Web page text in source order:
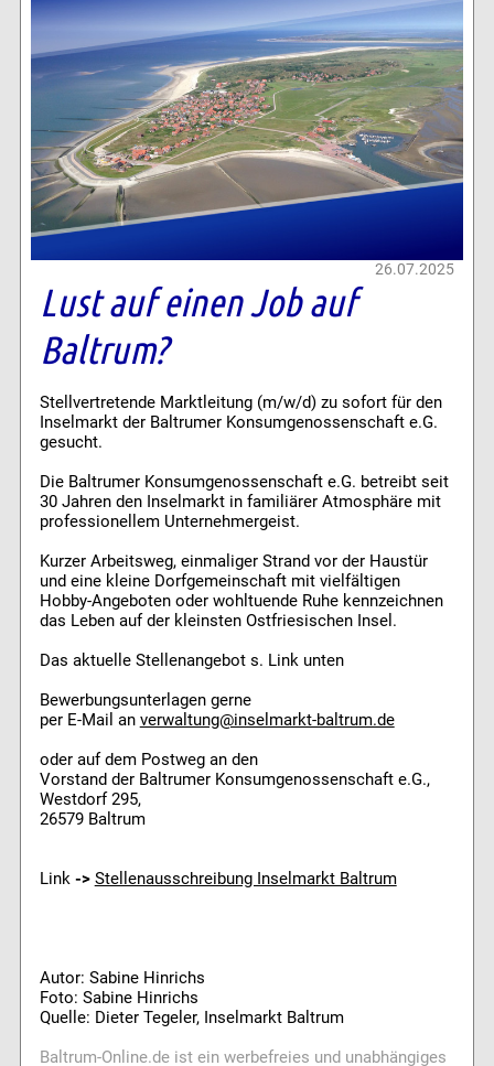
26.07.2025
Lust auf einen Job auf
Baltrum?
Stellvertretende Marktleitung (m/w/d) zu sofort für den
Inselmarkt der Baltrumer Konsumgenossenschaft e.G.
gesucht.
Die Baltrumer Konsumgenossenschaft e.G. betreibt seit
30 Jahren den Inselmarkt in familiärer Atmosphäre mit
professionellem Unternehmergeist.
Kurzer Arbeitsweg, einmaliger Strand vor der Haustür
und eine kleine Dorfgemeinschaft mit vielfältigen
Hobby-Angeboten oder wohltuende Ruhe kennzeichnen
das Leben auf der kleinsten Ostfriesischen Insel.
Das aktuelle Stellenangebot s. Link unten
Bewerbungsunterlagen gerne
per E-Mail an verwaltung@inselmarkt-baltrum.de
oder auf dem Postweg an den
Vorstand der Baltrumer Konsumgenossenschaft e.G.,
Westdorf 295,
26579 Baltrum
Link -> Stellenausschreibung Inselmarkt Baltrum
Autor: Sabine Hinrichs
Foto: Sabine Hinrichs
Quelle: Dieter Tegeler, Inselmarkt Baltrum
Baltrum-Online.de ist ein werbefreies und unabhängiges